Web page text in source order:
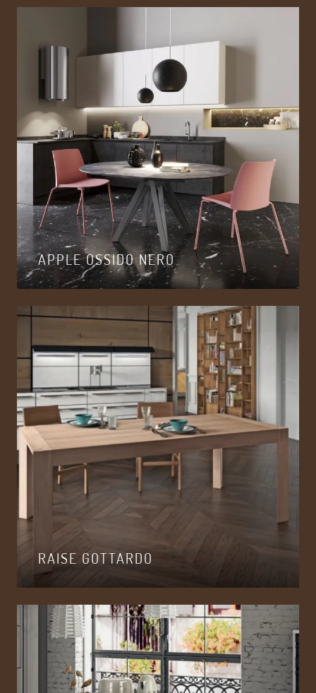
APPLE OSSIDO NERO
RAISE GOTTARDO